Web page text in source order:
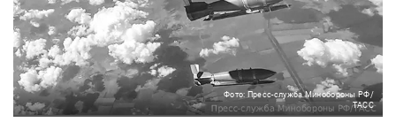
Фото: Пресс-служба Минобороны РФ/
ТАСС